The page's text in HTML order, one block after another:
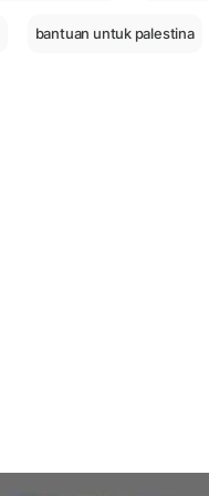
bantuan untuk palestina